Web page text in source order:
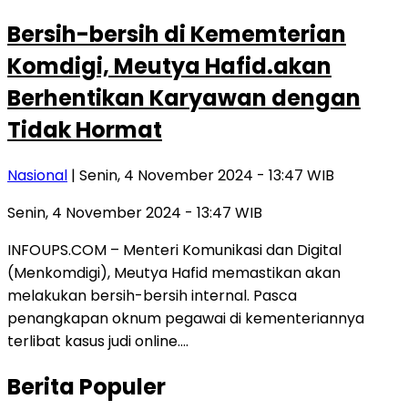
Bersih-bersih di Kememterian
Komdigi, Meutya Hafid.akan
Berhentikan Karyawan dengan
Tidak Hormat
Nasional | Senin, 4 November 2024 - 13:47 WIB
Senin, 4 November 2024 - 13:47 WIB
INFOUPS.COM – Menteri Komunikasi dan Digital
(Menkomdigi), Meutya Hafid memastikan akan
melakukan bersih-bersih internal. Pasca
penangkapan oknum pegawai di kementeriannya
terlibat kasus judi online….
Berita Populer